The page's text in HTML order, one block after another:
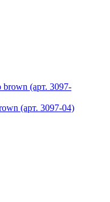
(арт. 3097-04)